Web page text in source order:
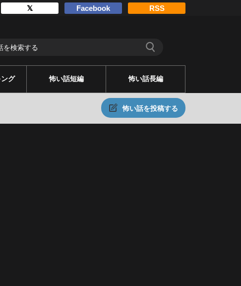
𝕏 Facebook RSS
グ 怖い話短編 怖い話長編
怖い話を投稿する